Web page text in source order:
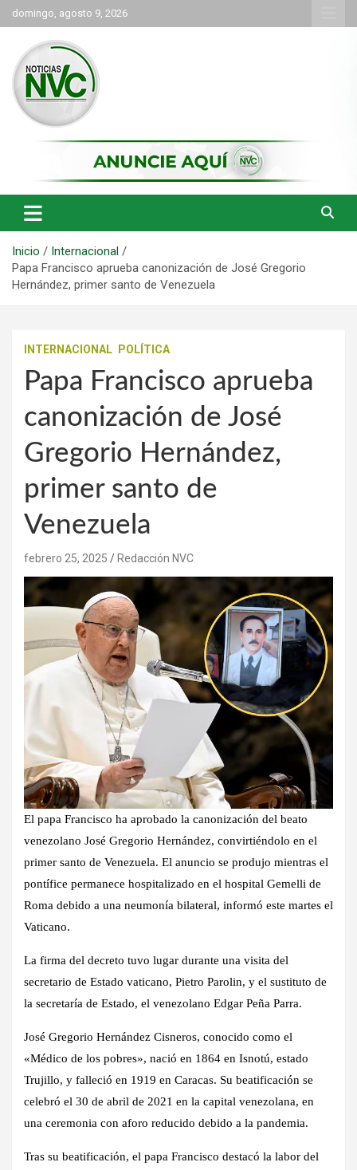
Saltar
al
contenido
domingo, agosto 9, 2026
NVC Noticias
Inicio
Internacional
Papa Francisco aprueba canonización de José Gregorio
Hernández, primer santo de Venezuela
INTERNACIONAL POLÍTICA
Papa Francisco aprueba
canonización de José
Gregorio Hernández,
primer santo de
Venezuela
febrero 25, 2025 Redacción NVC
El papa Francisco ha aprobado la canonización del beato
venezolano José Gregorio Hernández, convirtiéndolo en el
primer santo de Venezuela. El anuncio se produjo mientras el
pontífice permanece hospitalizado en el hospital Gemelli de
Roma debido a una neumonía bilateral, informó este martes el
Vaticano.
La firma del decreto tuvo lugar durante una visita del
secretario de Estado vaticano, Pietro Parolin, y el sustituto de
la secretaría de Estado, el venezolano Edgar Peña Parra.
José Gregorio Hernández Cisneros, conocido como el
«Médico de los pobres», nació en 1864 en Isnotú, estado
Trujillo, y falleció en 1919 en Caracas. Su beatificación se
celebró el 30 de abril de 2021 en la capital venezolana, en
una ceremonia con aforo reducido debido a la pandemia.
Tras su beatificación, el papa Francisco destacó la labor del